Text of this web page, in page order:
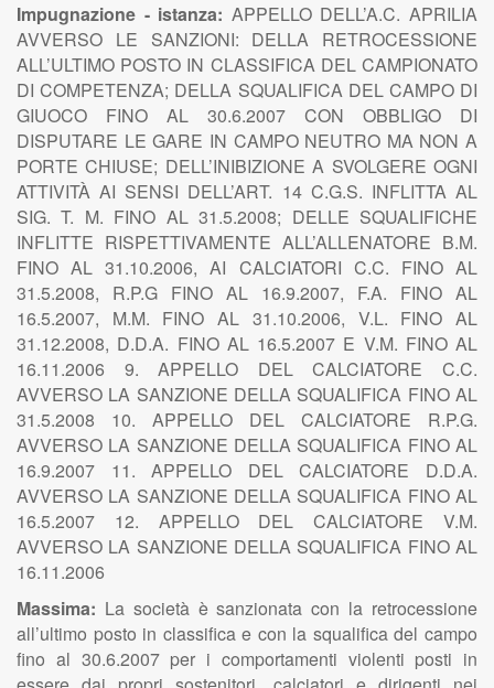
Impugnazione - istanza: APPELLO DELL’A.C. APRILIA
AVVERSO LE SANZIONI: DELLA RETROCESSIONE
ALL’ULTIMO POSTO IN CLASSIFICA DEL CAMPIONATO
DI COMPETENZA; DELLA SQUALIFICA DEL CAMPO DI
GIUOCO FINO AL 30.6.2007 CON OBBLIGO DI
DISPUTARE LE GARE IN CAMPO NEUTRO MA NON A
PORTE CHIUSE; DELL’INIBIZIONE A SVOLGERE OGNI
ATTIVITÀ AI SENSI DELL’ART. 14 C.G.S. INFLITTA AL
SIG. T. M. FINO AL 31.5.2008; DELLE SQUALIFICHE
INFLITTE RISPETTIVAMENTE ALL’ALLENATORE B.M.
FINO AL 31.10.2006, AI CALCIATORI C.C. FINO AL
31.5.2008, R.P.G FINO AL 16.9.2007, F.A. FINO AL
16.5.2007, M.M. FINO AL 31.10.2006, V.L. FINO AL
31.12.2008, D.D.A. FINO AL 16.5.2007 E V.M. FINO AL
16.11.2006 9. APPELLO DEL CALCIATORE C.C.
AVVERSO LA SANZIONE DELLA SQUALIFICA FINO AL
31.5.2008 10. APPELLO DEL CALCIATORE R.P.G.
AVVERSO LA SANZIONE DELLA SQUALIFICA FINO AL
16.9.2007 11. APPELLO DEL CALCIATORE D.D.A.
AVVERSO LA SANZIONE DELLA SQUALIFICA FINO AL
16.5.2007 12. APPELLO DEL CALCIATORE V.M.
AVVERSO LA SANZIONE DELLA SQUALIFICA FINO AL
16.11.2006
Massima: La società è sanzionata con la retrocessione
all’ultimo posto in classifica e con la squalifica del campo
fino al 30.6.2007 per i comportamenti violenti posti in